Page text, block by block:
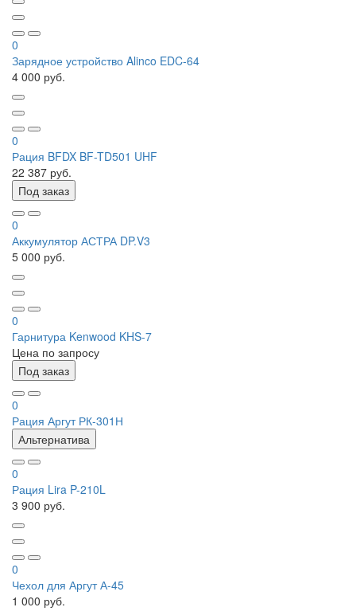
0
Зарядное устройство Alinco EDC-64
4 000 руб.
0
Рация BFDX BF-TD501 UHF
22 387 руб.
Под заказ
0
Аккумулятор АСТРА DP.V3
5 000 руб.
0
Гарнитура Kenwood KHS-7
Цена по запросу
Под заказ
0
Рация Аргут РК-301Н
Альтернатива
0
Рация Lira P-210L
3 900 руб.
0
Чехол для Аргут А-45
1 000 руб.